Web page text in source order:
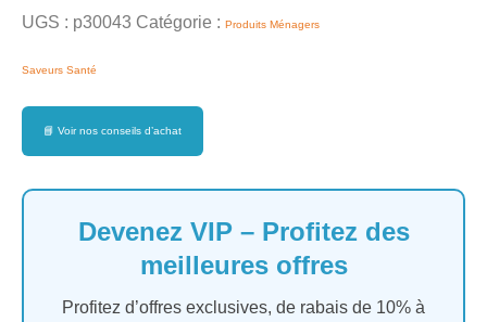
UGS : p30043 Catégorie : Produits Ménagers
Saveurs Santé
📘 Voir nos conseils d’achat
Devenez VIP – Profitez des
meilleures offres
Profitez d’offres exclusives, de rabais de 10% à